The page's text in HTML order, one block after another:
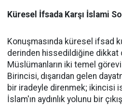
Küresel İfsada Karşı İslami
Konuşmasında küresel ifsad
derinden hissedildiğine dikkat
Müslümanların iki temel
Birincisi, dışarıdan gelen
bir iradeyle direnmek; ikincisi
İslam'ın aydınlık yolunu bir